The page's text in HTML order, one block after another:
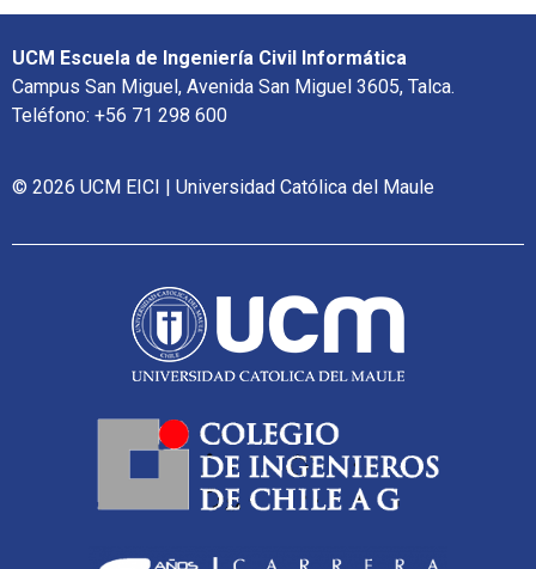
UCM Escuela de Ingeniería Civil Informática
Campus San Miguel, Avenida San Miguel 3605, Talca.
Teléfono: +56 71 298 600
© 2026 UCM EICI | Universidad Católica del Maule